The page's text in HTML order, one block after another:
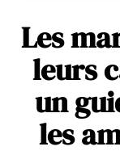
Les
leurs
un
les